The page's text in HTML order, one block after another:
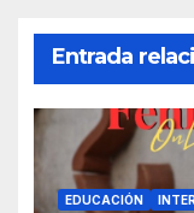
Entrada
EDUCACIÓN